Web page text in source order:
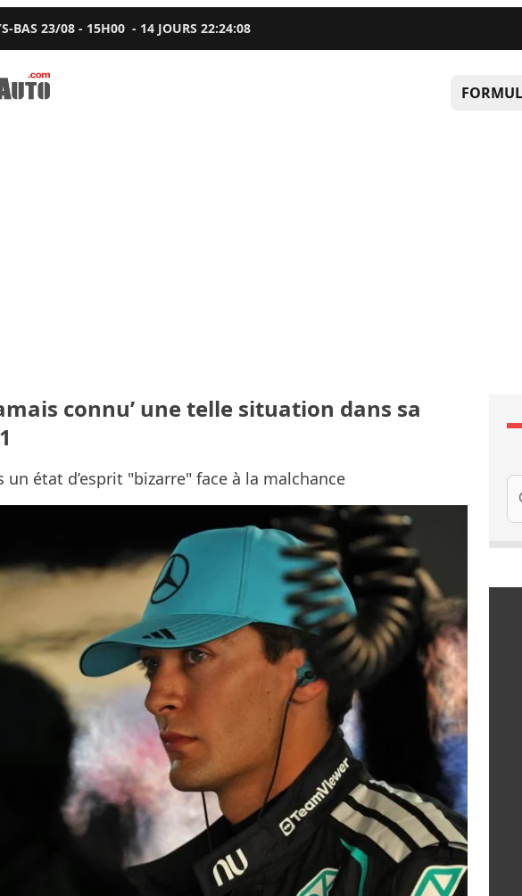
BAS 23/08 - 15H00 - 14 JOURS22:24:07
connu’ une telle situation dans sa
état d’esprit "bizarre" face à la malchance